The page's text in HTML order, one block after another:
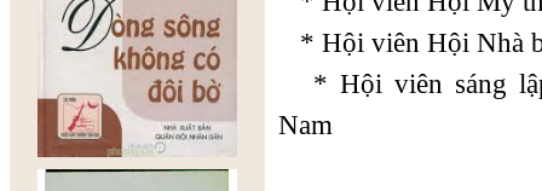
* Hội viên Hội Nhà
* Hội viên sáng
Nam